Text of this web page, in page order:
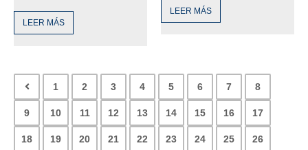
LEER MÁS
LEER MÁS
1 2 3 4 5 6 7 8
9 10 11 12 13 14 15 16 17
18 19 20 21 22 23 24 25 26